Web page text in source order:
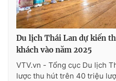
Du lịch Thái Lan dự kiến
khách vào năm 2025
VTV.vn - Tổng cục Du lịch
lược thu hút trên 40 triệu